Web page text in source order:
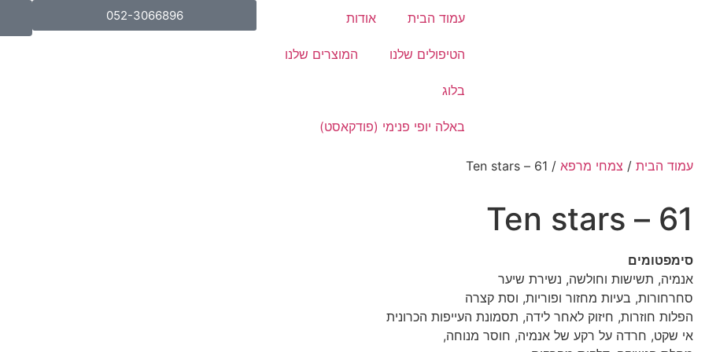
עמוד הבית אודות
הטיפולים שלנו המוצרים שלנו
בלוג
באלה יופי פנימי (פודקאסט)
052-3066896
עמוד הבית / צמחי מרפא / 61 – Ten stars
61 – Ten stars
סימפטומים
אנמיה, תשישות וחולשה, נשירת שיער
סחרחורות, בעיות מחזור ופוריות, וסת קצרה
הפלות חוזרות, חיזוק לאחר לידה, תסמונת העייפות הכרונית
אי שקט, חרדה על רקע של אנמיה, חוסר מנוחה,